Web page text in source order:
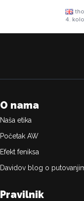
4.
O nama
Naša etika
Početak AW
Efekt feniksa
Davidov blog o
Pravilnik